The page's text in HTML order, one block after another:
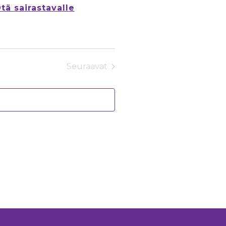
sairastavalle
Seuraavat